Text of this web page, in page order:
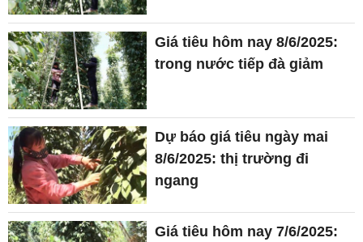
Giá tiêu hôm nay 8/6/2025:
trong nước tiếp đà giảm
Dự báo giá tiêu ngày mai
8/6/2025: thị trường đi
ngang
Giá tiêu hôm nay 7/6/2025: